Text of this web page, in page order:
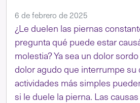
6 de febrero de 2025
¿Le duelen las piernas
pregunta qué puede estar
molestia? Ya sea un dolor
dolor agudo que interrumpe su
actividades más simples
si le duele la pierna. Las